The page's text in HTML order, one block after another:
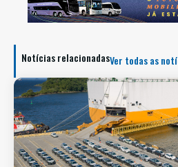
Notícias relacionadasVer todas as